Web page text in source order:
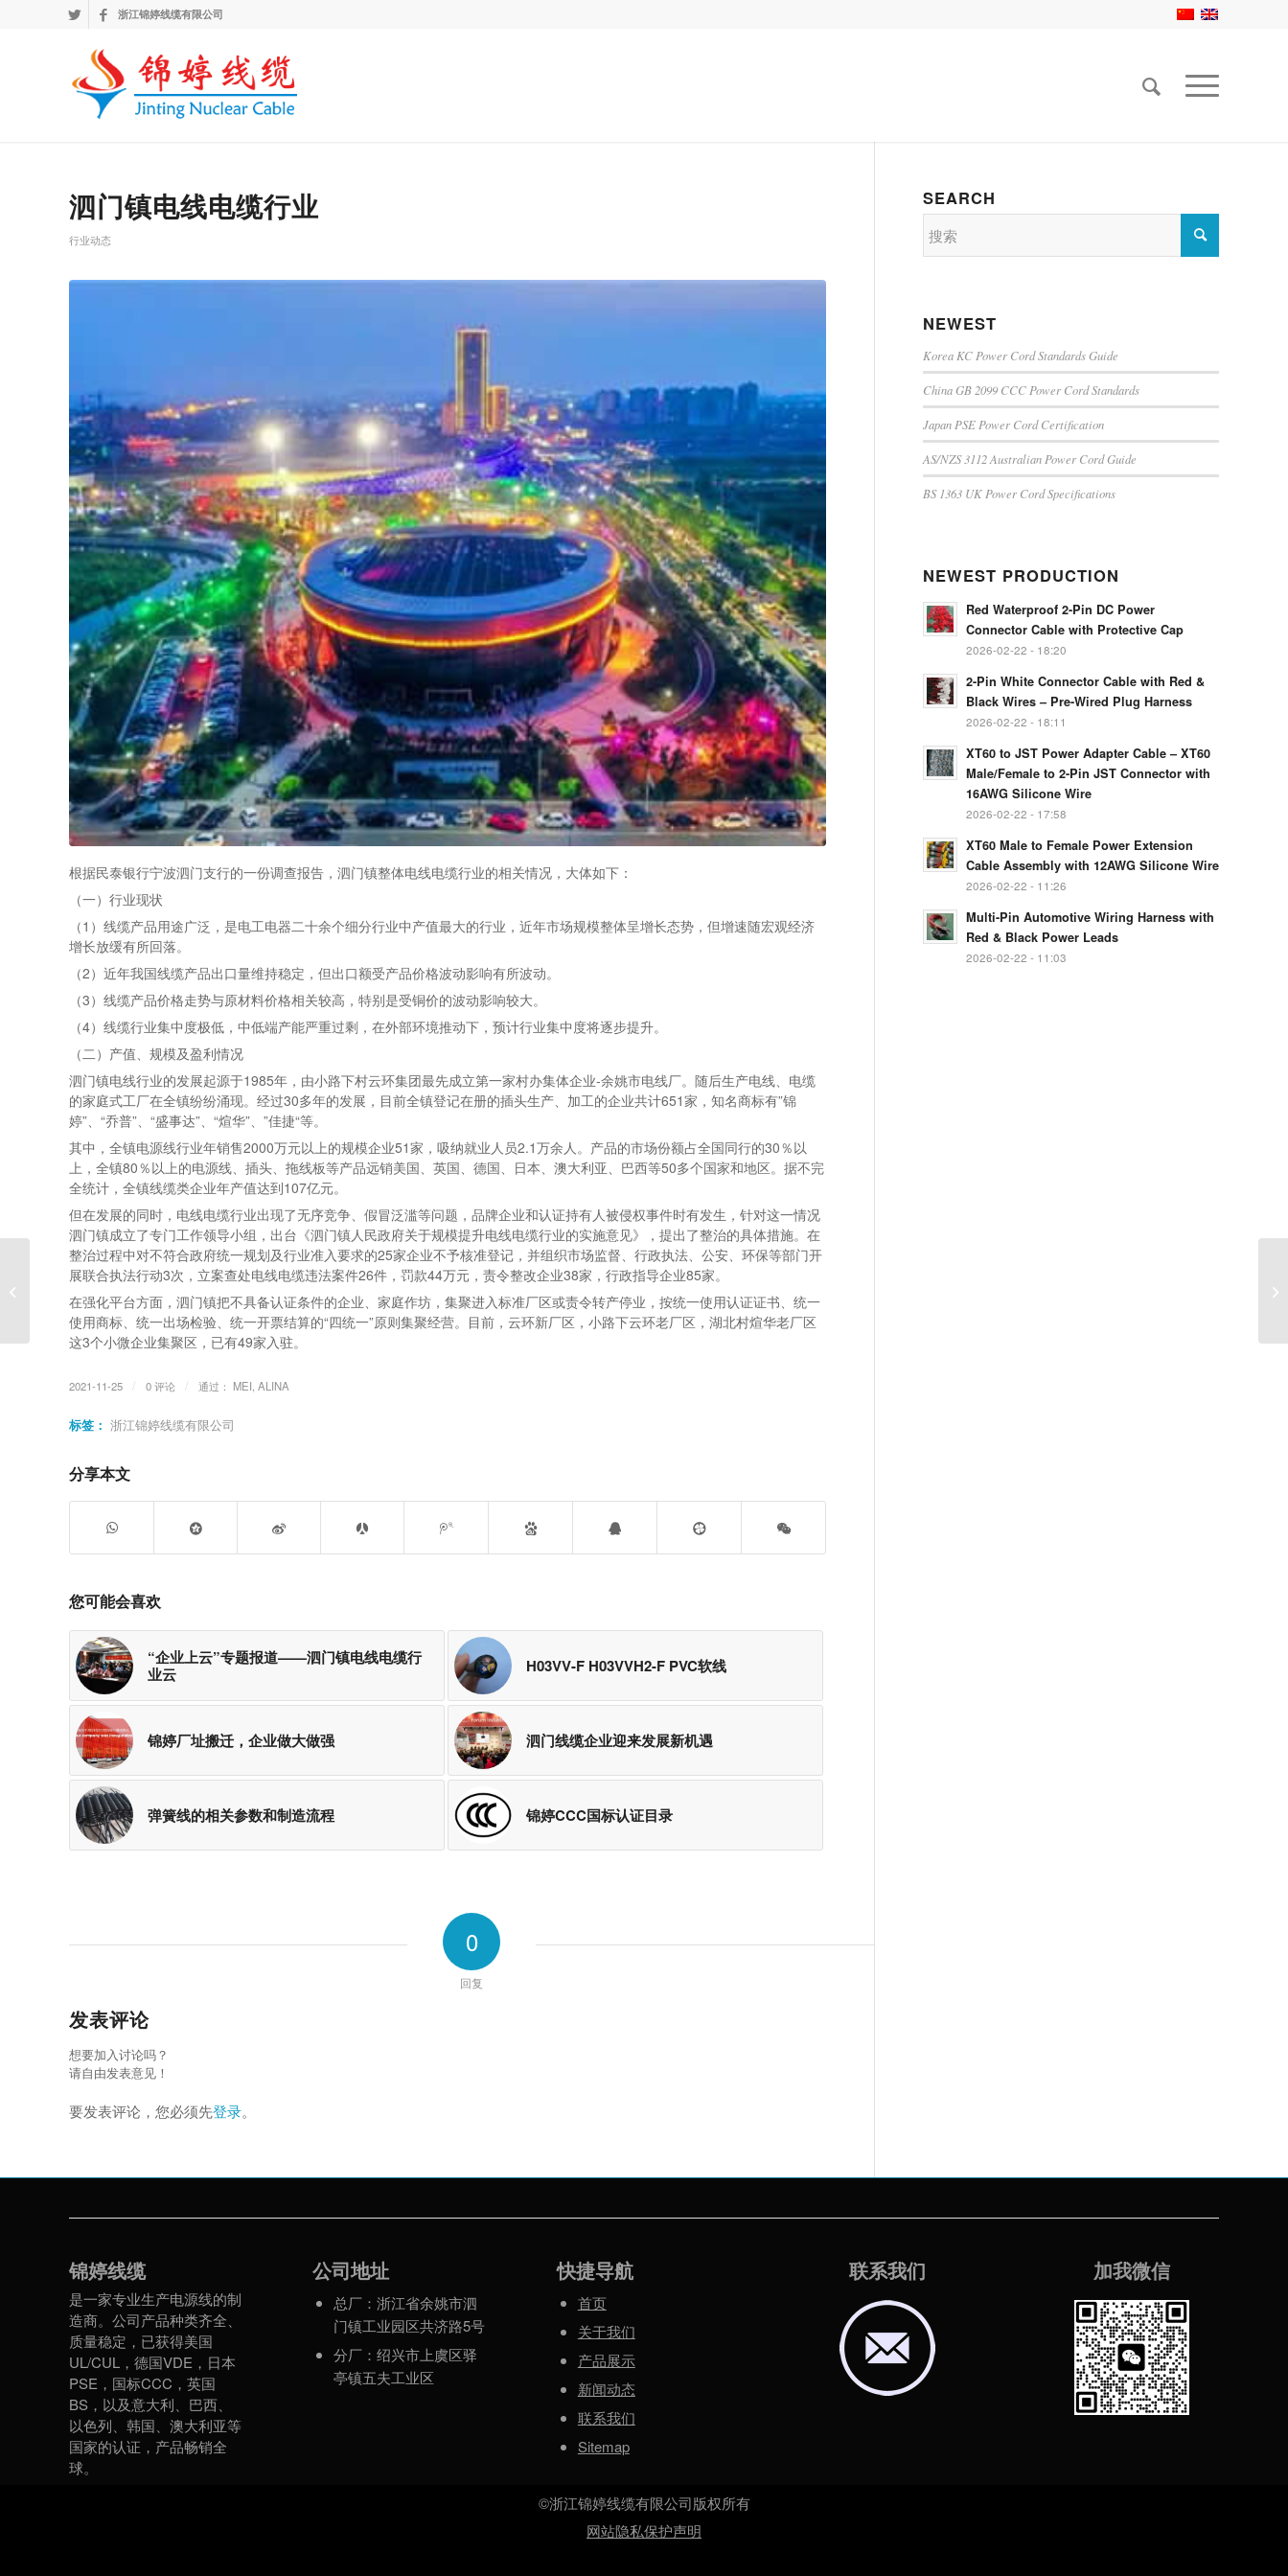
浙江锦婷线缆有限公司
泗门镇电线电缆行业
行业动态
根据民泰银行宁波泗门支行的一份调查报告，泗门镇整体电线电缆行业的相关情况，大体如下：
（一）行业现状
（1）线缆产品用途广泛，是电工电器二十余个细分行业中产值最大的行业，近年市场规模整体呈增长态势，但增速随宏观经济
增长放缓有所回落。
（2）近年我国线缆产品出口量维持稳定，但出口额受产品价格波动影响有所波动。
（3）线缆产品价格走势与原材料价格相关较高，特别是受铜价的波动影响较大。
（4）线缆行业集中度极低，中低端产能严重过剩，在外部环境推动下，预计行业集中度将逐步提升。
（二）产值、规模及盈利情况
泗门镇电线行业的发展起源于1985年，由小路下村云环集团最先成立第一家村办集体企业-余姚市电线厂。随后生产电线、电缆
的家庭式工厂在全镇纷纷涌现。经过30多年的发展，目前全镇登记在册的插头生产、加工的企业共计651家，知名商标有”锦
婷”、“乔普”、“盛事达”、“煊华”、”佳捷“等。
其中，全镇电源线行业年销售2000万元以上的规模企业51家，吸纳就业人员2.1万余人。产品的市场份额占全国同行的30％以
上，全镇80％以上的电源线、插头、拖线板等产品远销美国、英国、德国、日本、澳大利亚、巴西等50多个国家和地区。据不完
全统计，全镇线缆类企业年产值达到107亿元。
但在发展的同时，电线电缆行业出现了无序竞争、假冒泛滥等问题，品牌企业和认证持有人被侵权事件时有发生，针对这一情况
泗门镇成立了专门工作领导小组，出台《泗门镇人民政府关于规模提升电线电缆行业的实施意见》，提出了整治的具体措施。在
整治过程中对不符合政府统一规划及行业准入要求的25家企业不予核准登记，并组织市场监督、行政执法、公安、环保等部门开
展联合执法行动3次，立案查处电线电缆违法案件26件，罚款44万元，责令整改企业38家，行政指导企业85家。
在强化平台方面，泗门镇把不具备认证条件的企业、家庭作坊，集聚进入标准厂区或责令转产停业，按统一使用认证证书、统一
使用商标、统一出场检验、统一开票结算的“四统一”原则集聚经营。目前，云环新厂区，小路下云环老厂区，湖北村煊华老厂区
这3个小微企业集聚区，已有49家入驻。
2021-11-25 0 评论 通过： MEI, ALINA
标签： 浙江锦婷线缆有限公司
分享本文
您可能会喜欢
“企业上云”专题报道——泗门镇电线电缆行
业云
H03VV-F H03VVH2-F PVC软线
锦婷厂址搬迁，企业做大做强 泗门线缆企业迎来发展新机遇
弹簧线的相关参数和制造流程 锦婷CCC国标认证目录
0
回复
发表评论
想要加入讨论吗？
请自由发表意见！
要发表评论，您必须先登录。
SEARCH
NEWEST
Korea KC Power Cord Standards Guide
China GB 2099 CCC Power Cord Standards
Japan PSE Power Cord Certification
AS/NZS 3112 Australian Power Cord Guide
BS 1363 UK Power Cord Specifications
NEWEST PRODUCTION
Red Waterproof 2-Pin DC Power
Connector Cable with Protective Cap
2026-02-22 - 18:20
2-Pin White Connector Cable with Red &
Black Wires – Pre-Wired Plug Harness
2026-02-22 - 18:11
XT60 to JST Power Adapter Cable – XT60
Male/Female to 2-Pin JST Connector with
16AWG Silicone Wire
2026-02-22 - 17:58
XT60 Male to Female Power Extension
Cable Assembly with 12AWG Silicone Wire
2026-02-22 - 11:26
Multi-Pin Automotive Wiring Harness with
Red & Black Power Leads
2026-02-22 - 11:03
锦婷线缆
是一家专业生产电源线的制
造商。公司产品种类齐全、
质量稳定，已获得美国
UL/CUL，德国VDE，日本
PSE，国标CCC，英国
BS，以及意大利、巴西、
以色列、韩国、澳大利亚等
国家的认证，产品畅销全
球。
公司地址
总厂：浙江省余姚市泗
门镇工业园区共济路5号
分厂：绍兴市上虞区驿
亭镇五夫工业区
快捷导航
首页
关于我们
产品展示
新闻动态
联系我们
Sitemap
联系我们 加我微信
©浙江锦婷线缆有限公司版权所有
网站隐私保护声明
ELBZ7.E306012 – Cord